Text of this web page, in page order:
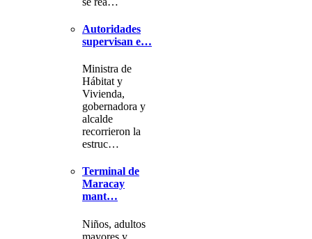
Autoridades
supervisan e…
Ministra de
Hábitat y
Vivienda,
gobernadora y
alcalde
recorrieron la
estruc…
Terminal de
Maracay
mant…
Niños, adultos
mayores y